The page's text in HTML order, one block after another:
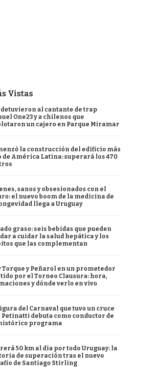
Vistas
detuvieron al cantante de trap
One23 y a chilenos que
un cajero en Parque Miramar
la construcción del edificio más
de América Latina: superará los 470
sanos y obsesionados con el
el nuevo boom de la medicina de
llega a Uruguay
graso: seis bebidas que pueden
a cuidar la salud hepática y los
que las complementan
Torque y Peñarol en un prometedor
por el Torneo Clausura: hora,
y dónde verlo en vivo
del Carnaval que tuvo un cruce
Petinatti debuta como conductor de
programa
50 km al día por todo Uruguay: la
de superación tras el nuevo
de Santiago Stirling